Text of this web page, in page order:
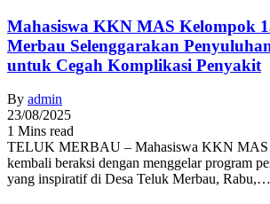
Mahasiswa KKN MAS Kelompok
Merbau Selenggarakan
untuk Cegah Komplikasi Penyakit
By admin
23/08/2025
1 Mins read
TELUK MERBAU – Mahasiswa KKN MAS
kembali beraksi dengan menggelar program
yang inspiratif di Desa Teluk Merbau, Rabu,…